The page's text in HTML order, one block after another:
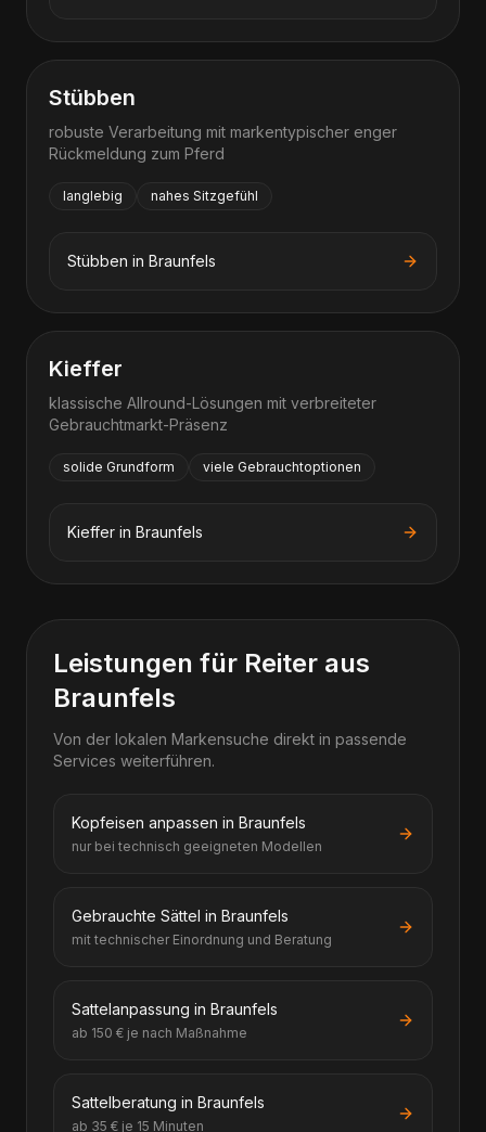
Stübben
robuste Verarbeitung mit markentypischer enger
Rückmeldung zum Pferd
langlebig nahes Sitzgefühl
Stübben in Braunfels
Kieffer
klassische Allround-Lösungen mit verbreiteter
Gebrauchtmarkt-Präsenz
solide Grundform viele Gebrauchtoptionen
Kieffer in Braunfels
Leistungen für Reiter aus
Braunfels
Von der lokalen Markensuche direkt in passende
Services weiterführen.
Kopfeisen anpassen in Braunfels
nur bei technisch geeigneten Modellen
Gebrauchte Sättel in Braunfels
mit technischer Einordnung und Beratung
Sattelanpassung in Braunfels
ab 150 € je nach Maßnahme
Sattelberatung in Braunfels
ab 35 € je 15 Minuten